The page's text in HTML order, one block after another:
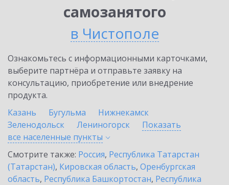
самозанятого
в Чистополе
Ознакомьтесь с информационными карточками,
выберите партнёра и отправьте заявку на
консультацию, приобретение или внедрение
продукта.
Казань
Бугульма
Нижнекамск
Зеленодольск
Лениногорск
Показать
все населенные пункты
Смотрите также: Россия, Республика Татарстан
(Татарстан), Кировская область, Оренбургская
область, Республика Башкортостан, Республика